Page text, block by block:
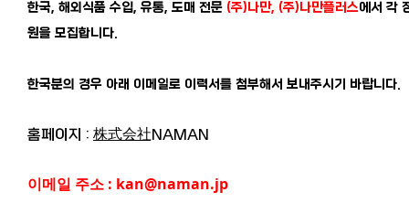
한국, 해외식품 수입, 유통, 도매 전문 (주)나만, (주)나만플러스에서 각
원을 모집합니다.
한국분의 경우 아래 이메일로 이력서를 첨부해서 보내주시기 바랍니다.
홈페이지 : 株式会社NAMAN
이메일 주소 : kan@naman.jp